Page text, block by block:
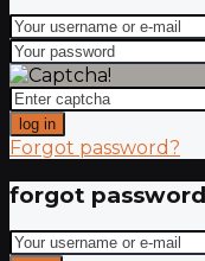
log in
Forgot password?
forgot password